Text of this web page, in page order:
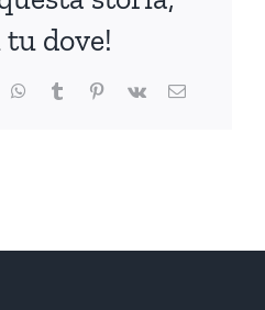
tu dove!
WhatsApp
TumblrPinterest
Vk Email